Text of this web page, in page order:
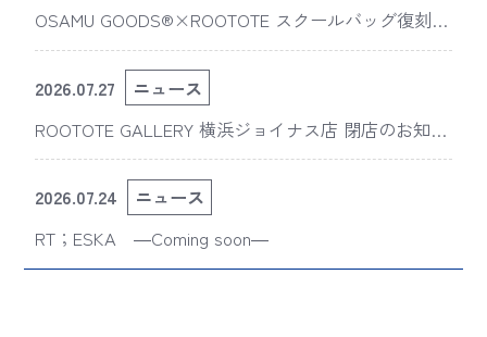
OSAMU GOODS®×ROOTOTE スクールバッグ復刻
版“スライスドアイ”の新デザインが「The 50th Annive
rsary OSAMU GOODS展」に登場
2026.07.27
ニュース
ROOTOTE GALLERY 横浜ジョイナス店 閉店のお知ら
せ
2026.07.24
ニュース
RT；ESKA ―Coming soon―